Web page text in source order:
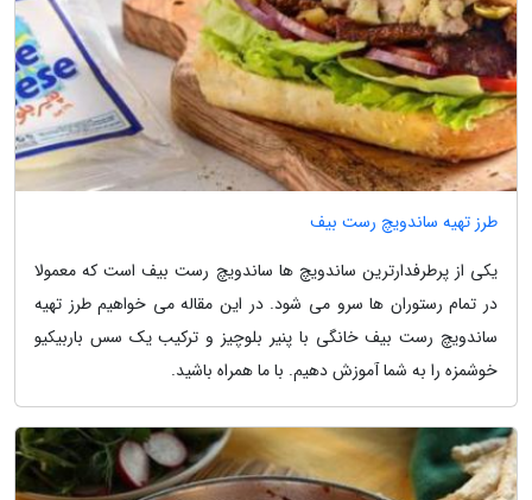
طرز تهیه ساندویچ رست بیف
یکی از پرطرفدارترین ساندویچ ها ساندویچ رست بیف است که معمولا
در تمام رستوران ها سرو می شود. در این مقاله می خواهیم طرز تهیه
ساندویچ رست بیف خانگی با پنیر بلوچیز و ترکیب یک سس باربیکیو
خوشمزه را به شما آموزش دهیم. با ما همراه باشید.